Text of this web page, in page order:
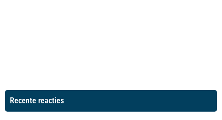
Recente reacties